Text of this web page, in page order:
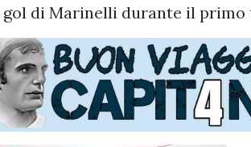
gol di Marinelli durante il primo